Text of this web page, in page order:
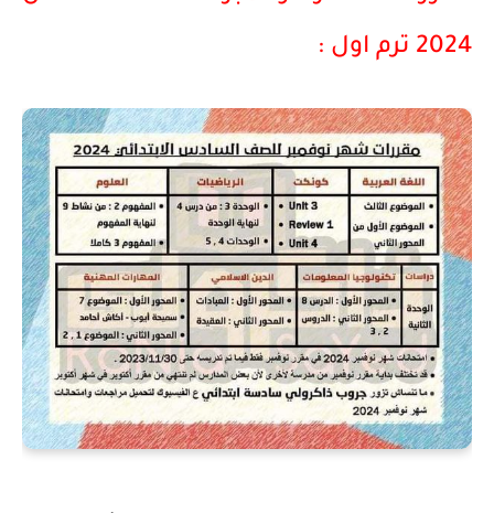
2024 ترم اول :